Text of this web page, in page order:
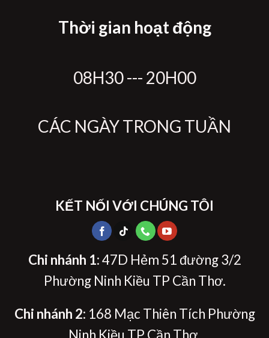
Thời gian hoạt động
08H30 --- 20H00
CÁC NGÀY TRONG TUẦN
KẾT NỐI VỚI CHÚNG TÔI
Chi nhánh 1: 47D Hẻm 51 đường 3/2
Phường Ninh Kiều TP Cần Thơ.
Chi nhánh 2: 168 Mạc Thiên Tích Phường